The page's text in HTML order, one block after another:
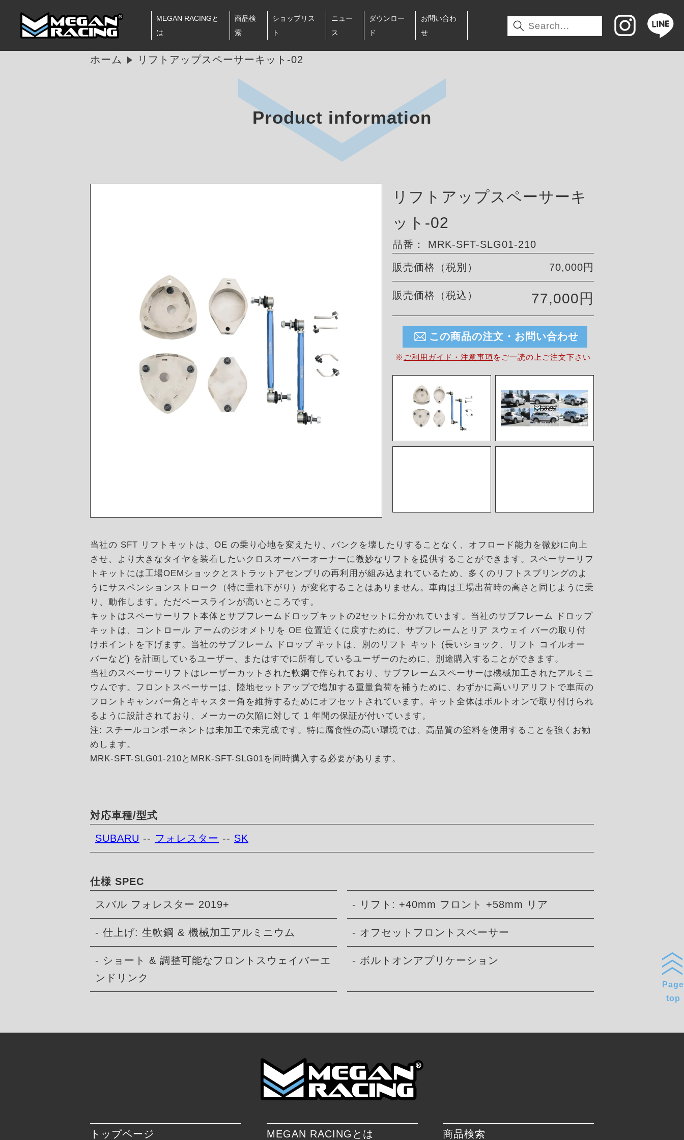
MEGAN RACINGと
は
商品検
索
ショップリス
ト
ニュー
ス
ダウンロー
ド
お問い合わ
せ
ホーム リフトアップスペーサーキット-02
Product information
リフトアップスペーサーキ
ット-02
品番： MRK-SFT-SLG01-210
販売価格（税別） 70,000円
販売価格（税込） 77,000円
この商品の注文・お問い合わせ
※ ご利用ガイド・注意事項を ご一読の上ご注文下さい
当社の SFT リフトキットは、OE の乗り心地を変えたり、バンクを壊したりすることなく、オフロード能力を微妙に向上
させ、より大きなタイヤを装着したいクロスオーバーオーナーに微妙なリフトを提供することができます。スペーサーリフ
トキットには工場OEMショックとストラットアセンブリの再利用が組み込まれているため、多くのリフトスプリングのよ
うにサスペンションストローク（特に垂れ下がり）が変化することはありません。車両は工場出荷時の高さと同じように乗
り、動作します。ただベースラインが高いところです。
キットはスペーサーリフト本体とサブフレームドロップキットの2セットに分かれています。当社のサブフレーム ドロップ
キットは、コントロール アームのジオメトリを OE 位置近くに戻すために、サブフレームとリア スウェイ バーの取り付
けポイントを下げます。当社のサブフレーム ドロップ キットは、別のリフト キット (長いショック、リフト コイルオー
バーなど) を計画しているユーザー、またはすでに所有しているユーザーのために、別途購入することができます。
当社のスペーサーリフトはレーザーカットされた軟鋼で作られており、サブフレームスペーサーは機械加工されたアルミニ
ウムです。フロントスペーサーは、陸地セットアップで増加する重量負荷を補うために、わずかに高いリアリフトで車両の
フロントキャンバー角とキャスター角を維持するためにオフセットされています。キット全体はボルトオンで取り付けられ
るように設計されており、メーカーの欠陥に対して 1 年間の保証が付いています。
注: スチールコンポーネントは未加工で未完成です。特に腐食性の高い環境では、高品質の塗料を使用することを強くお勧
めします。
MRK-SFT-SLG01-210とMRK-SFT-SLG01を同時購入する必要があります。
対応車種/型式
SUBARU -- フォレスター -- SK
仕様 SPEC
スバル フォレスター 2019+ - リフト: +40mm フロント +58mm リア
- 仕上げ: 生軟鋼 & 機械加工アルミニウム - オフセットフロントスペーサー
- ショート & 調整可能なフロントスウェイバーエ
ンドリンク
- ボルトオンアプリケーション
トップページ MEGAN RACINGとは 商品検索
Page
top